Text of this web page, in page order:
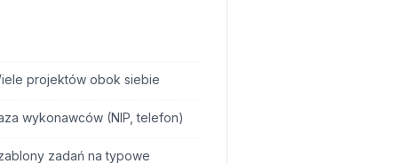
projektów obok siebie
wykonawców (NIP, telefon)
zadań na typowe